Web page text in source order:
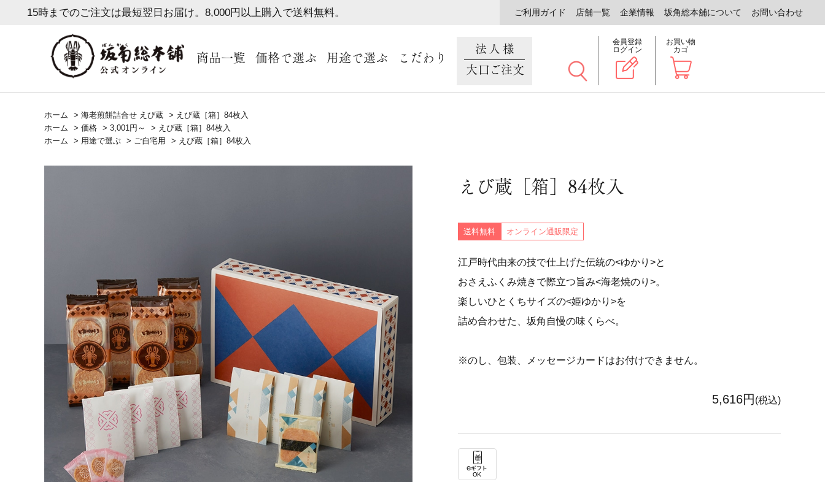
15時までのご注文は最短翌日お届け。8,000円以上購入で送料無料。 ご利用ガイド 店舗一覧 企業情報 坂角総本舖について お問い合わせ
商品一覧 価格で選ぶ 用途で選ぶ こだわり
法人様
大口ご注文
会員登録
ログイン
お買い物
カゴ
ホーム > 海老煎餅詰合せ えび蔵 > えび蔵［箱］84枚入
ホーム
> 価格 > 3,001円～ > えび蔵［箱］84枚入
ホーム
> 用途で選ぶ > ご自宅用 > えび蔵［箱］84枚入
えび蔵［箱］84枚入
送料無料 オンライン通販限定
江戸時代由来の技で仕上げた伝統の<ゆかり>と
おさえふくみ焼きで際立つ旨み<海老焼のり>。
楽しいひとくちサイズの<姫ゆかり>を
詰め合わせた、坂角自慢の味くらべ。
※のし、包装、メッセージカードはお付けできません。
5,616円 (税込)